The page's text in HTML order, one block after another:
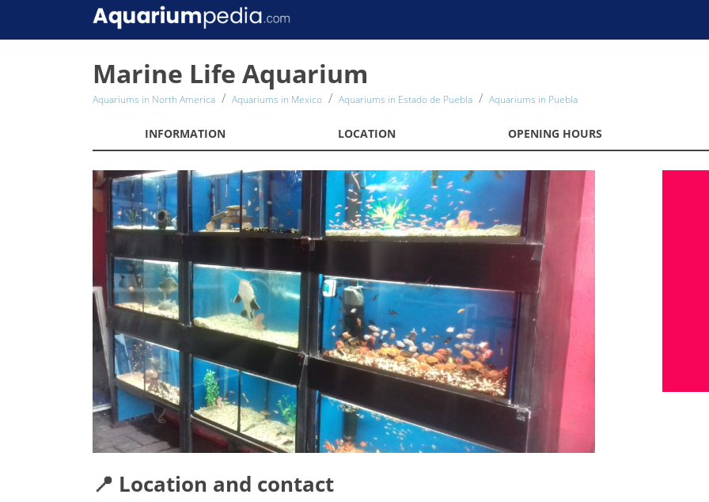
Marine Life Aquarium
Aquariums in North America Aquariums in Mexico Aquariums in Estado de Puebla Aquariums in Puebla
INFORMATION LOCATION OPENING HOURS
📍 Location and contact